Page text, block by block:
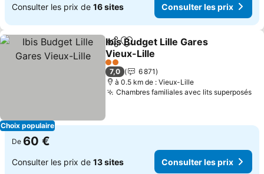
Consulter les prix de 16 sites Consulter les prix
Choix populaire
PartagerAjouter à mes favoris
Ibis Budget Lille Gares
Vieux-Lille
Consulter les prix
2 Étoiles
7,0
6 871
à 0.5 km de : Vieux-Lille
Chambres familiales avec lits superposés
De 60 €
Consulter les prix de 13 sites Consulter les prix